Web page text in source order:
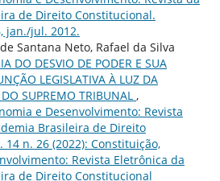
de Direito Constitucional.
jan./jul. 2012.
Santana Neto, Rafael da Silva
DO DESVIO DE PODER E SUA
LEGISLATIVA À LUZ DA
SUPREMO TRIBUNAL ,
e Desenvolvimento: Revista
Brasileira de Direito
n. 26 (2022): Constituição,
Revista Eletrônica da
de Direito Constitucional